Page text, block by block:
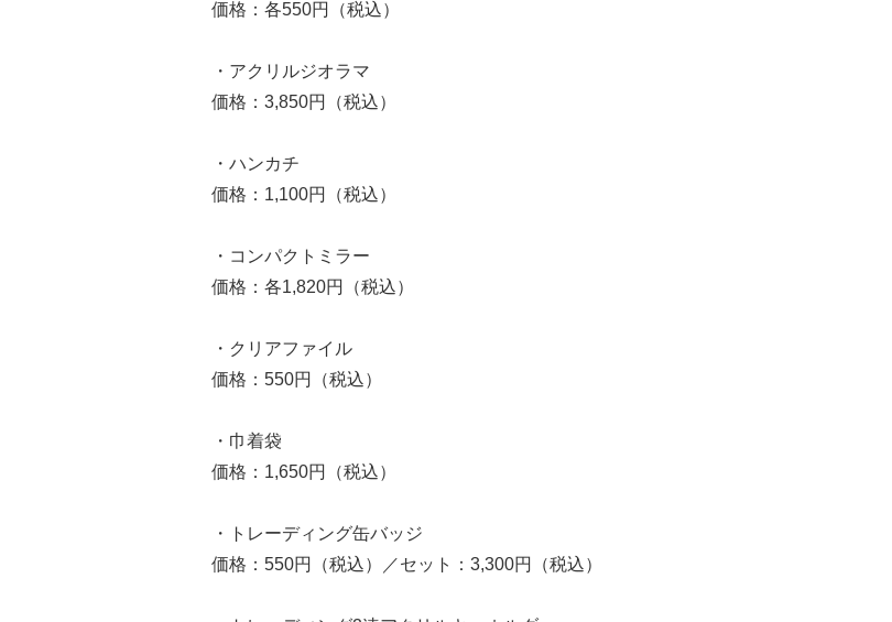
価格：各550円（税込）
・アクリルジオラマ
価格：3,850円（税込）
・ハンカチ
価格：1,100円（税込）
・コンパクトミラー
価格：各1,820円（税込）
・クリアファイル
価格：550円（税込）
・巾着袋
価格：1,650円（税込）
・トレーディング缶バッジ
価格：550円（税込）／セット：3,300円（税込）